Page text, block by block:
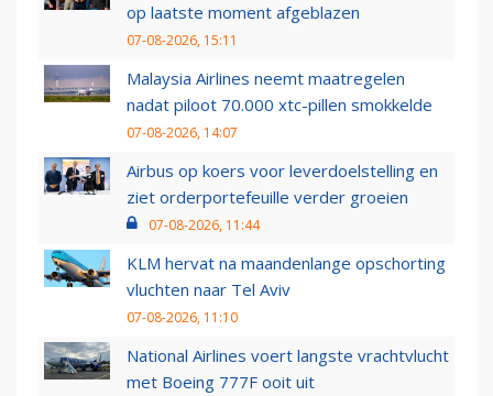
op laatste moment afgeblazen
07-08-2026, 15:11
Malaysia Airlines neemt maatregelen
nadat piloot 70.000 xtc-pillen smokkelde
07-08-2026, 14:07
Airbus op koers voor leverdoelstelling en
ziet orderportefeuille verder groeien
07-08-2026, 11:44
KLM hervat na maandenlange opschorting
vluchten naar Tel Aviv
07-08-2026, 11:10
National Airlines voert langste vrachtvlucht
met Boeing 777F ooit uit